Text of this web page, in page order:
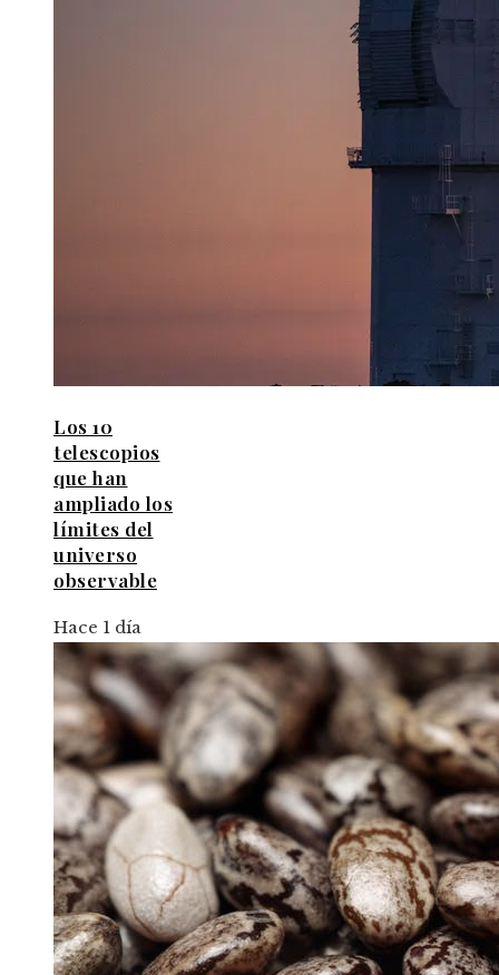
Los 10
telescopios
que han
ampliado los
límites del
universo
observable
Hace 1 día